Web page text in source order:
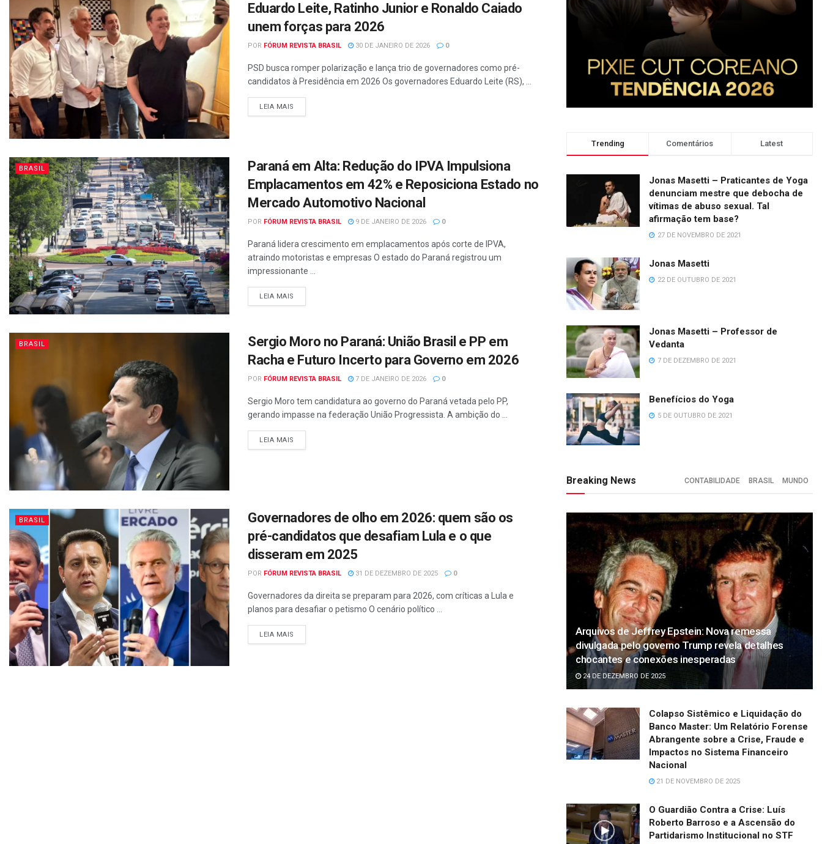
Eduardo Leite, Ratinho Junior e Ronaldo Caiado
unem forças para 2026
POR FÓRUM REVISTA BRASIL 30 DE JANEIRO DE 2026 0
PSD busca romper polarização e lança trio de governadores como pré-
candidatos à Presidência em 2026 Os governadores Eduardo Leite (RS), ...
LEIA MAIS
BRASIL
Paraná em Alta: Redução do IPVA Impulsiona
Emplacamentos em 42% e Reposiciona Estado no
Mercado Automotivo Nacional
POR FÓRUM REVISTA BRASIL 9 DE JANEIRO DE 2026 0
Paraná lidera crescimento em emplacamentos após corte de IPVA,
atraindo motoristas e empresas O estado do Paraná registrou um
impressionante ...
LEIA MAIS
BRASIL
Sergio Moro no Paraná: União Brasil e PP em
Racha e Futuro Incerto para Governo em 2026
POR FÓRUM REVISTA BRASIL 7 DE JANEIRO DE 2026 0
Sergio Moro tem candidatura ao governo do Paraná vetada pelo PP,
gerando impasse na federação União Progressista. A ambição do ...
LEIA MAIS
BRASIL
Governadores de olho em 2026: quem são os
pré-candidatos que desafiam Lula e o que
disseram em 2025
POR FÓRUM REVISTA BRASIL 31 DE DEZEMBRO DE 2025 0
Governadores da direita se preparam para 2026, com críticas a Lula e
planos para desafiar o petismo O cenário político ...
LEIA MAIS
Trending Comentários Latest
Jonas Masetti – Praticantes de Yoga
denunciam mestre que debocha de
vítimas de abuso sexual. Tal
afirmação tem base?
27 DE NOVEMBRO DE 2021
Jonas Masetti
22 DE OUTUBRO DE 2021
Jonas Masetti – Professor de
Vedanta
7 DE DEZEMBRO DE 2021
Benefícios do Yoga
5 DE OUTUBRO DE 2021
Breaking News CONTABILIDADE BRASIL MUNDO
Arquivos de Jeffrey Epstein: Nova remessa
divulgada pelo governo Trump revela detalhes
chocantes e conexões inesperadas
24 DE DEZEMBRO DE 2025
Colapso Sistêmico e Liquidação do
Banco Master: Um Relatório Forense
Abrangente sobre a Crise, Fraude e
Impactos no Sistema Financeiro
Nacional
21 DE NOVEMBRO DE 2025
O Guardião Contra a Crise: Luís
Roberto Barroso e a Ascensão do
Partidarismo Institucional no STF